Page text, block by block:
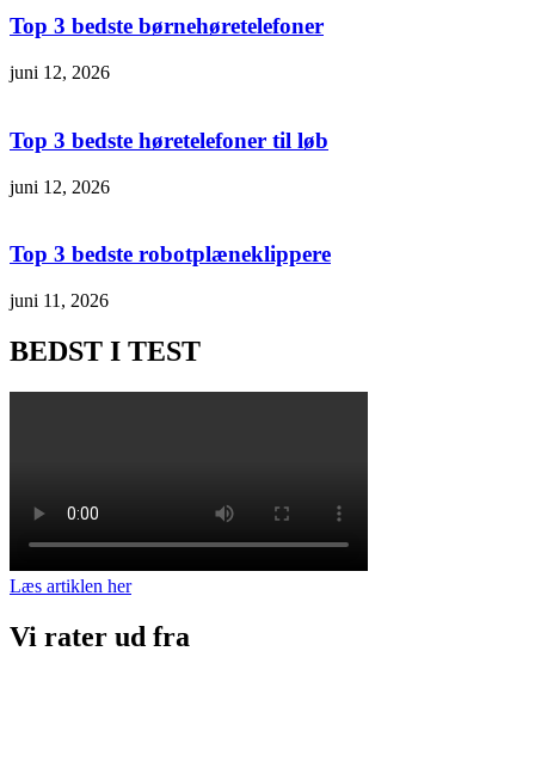
Top 3 bedste børnehøretelefoner
juni 12, 2026
Top 3 bedste høretelefoner til løb
juni 12, 2026
Top 3 bedste robotplæneklippere
juni 11, 2026
BEDST I TEST
Læs artiklen her
Vi rater ud fra